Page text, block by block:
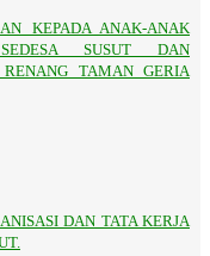
KEPADA ANAK-ANAK
SUSUT DAN
TAMAN GERIA
DAN TATA KERJA